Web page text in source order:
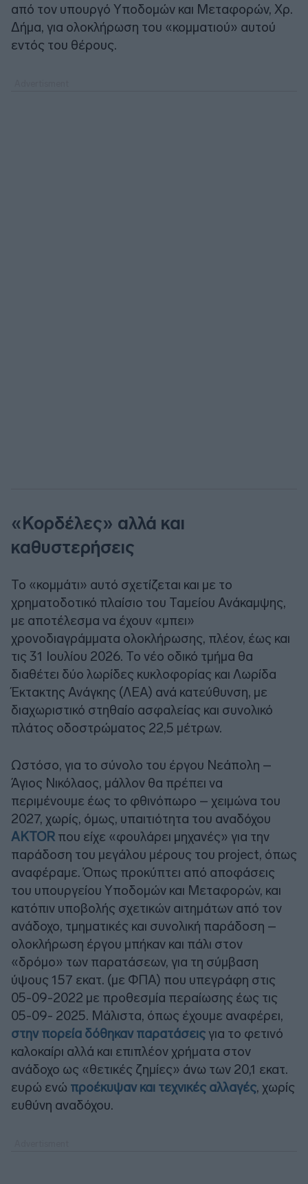
από τον υπουργό Υποδομών και Μεταφορών, Χρ.
Δήμα, για ολοκλήρωση του «κομματιού» αυτού
εντός του θέρους.
«Κορδέλες» αλλά και
καθυστερήσεις
Το «κομμάτι» αυτό σχετίζεται και με το
χρηματοδοτικό πλαίσιο του Ταμείου Ανάκαμψης,
με αποτέλεσμα να έχουν «μπει»
χρονοδιαγράμματα ολοκλήρωσης, πλέον, έως και
τις 31 Ιουλίου 2026. Το νέο οδικό τμήμα θα
διαθέτει δύο λωρίδες κυκλοφορίας και Λωρίδα
Έκτακτης Ανάγκης (ΛΕΑ) ανά κατεύθυνση, με
διαχωριστικό στηθαίο ασφαλείας και συνολικό
πλάτος οδοστρώματος 22,5 μέτρων.
Ωστόσο, για το σύνολο του έργου Νεάπολη –
Άγιος Νικόλαος, μάλλον θα πρέπει να
περιμένουμε έως το φθινόπωρο – χειμώνα του
2027, χωρίς, όμως, υπαιτιότητα του αναδόχου
AKTOR που είχε «φουλάρει μηχανές» για την
παράδοση του μεγάλου μέρους του project, όπως
αναφέραμε. Όπως προκύπτει από αποφάσεις
του υπουργείου Υποδομών και Μεταφορών, και
κατόπιν υποβολής σχετικών αιτημάτων από τον
ανάδοχο, τμηματικές και συνολική παράδοση –
ολοκλήρωση έργου μπήκαν και πάλι στον
«δρόμο» των παρατάσεων, για τη σύμβαση
ύψους 157 εκατ. (με ΦΠΑ) που υπεγράφη στις
05-09-2022 με προθεσμία περαίωσης έως τις
05-09- 2025. Μάλιστα, όπως έχουμε αναφέρει,
στην πορεία δόθηκαν παρατάσεις για το φετινό
καλοκαίρι αλλά και επιπλέον χρήματα στον
ανάδοχο ως «θετικές ζημίες» άνω των 20,1 εκατ.
ευρώ ενώ προέκυψαν και τεχνικές αλλαγές, χωρίς
ευθύνη αναδόχου.